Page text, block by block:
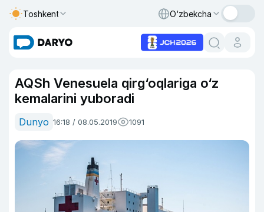
Toshkent O‘zbekcha
AQSh Venesuela qirg‘oqlariga o‘z
kemalarini yuboradi
Dunyo 16:18 / 08.05.2019 1091